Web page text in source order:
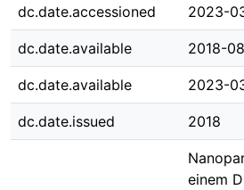
dc.date.accessioned 2023-
dc.date.available 2018-
dc.date.available 2023-
dc.date.issued 2018
einem